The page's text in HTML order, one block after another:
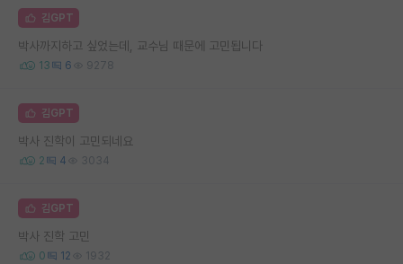
김GPT
박사까지하고 싶었는데, 교수님 때문에 고민됩니다
13 6 9278
김GPT
박사 진학이 고민되네요
2 4 3034
김GPT
박사 진학 고민
0 12 1932